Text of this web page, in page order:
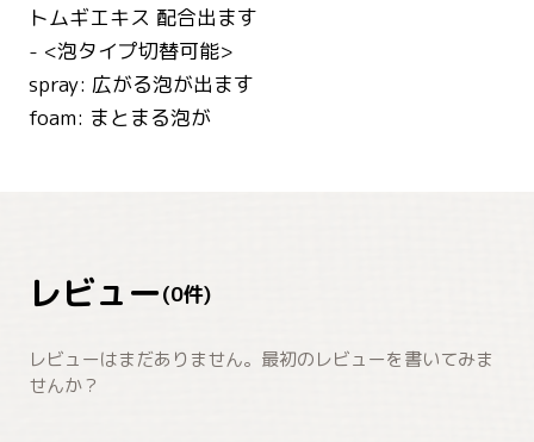
トムギエキス 配合出ます
- <泡タイプ切替可能>
spray: 広がる泡が出ます
foam: まとまる泡が
レビュー(0件)
レビューはまだありません。最初のレビューを書いてみま
せんか？